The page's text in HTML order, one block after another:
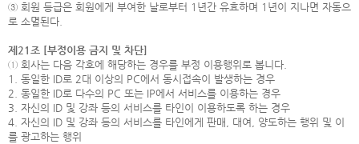
③ 회원 등급은 회원에게 부여한 날로부터 1년간 유효하며 1년이 지나면 자동으
로 소멸된다.
제21조 [부정이용 금지 및 차단]
① 회사는 다음 각호에 해당하는 경우를 부정 이용행위로 봅니다.
1. 동일한 ID로 2대 이상의 PC에서 동시접속이 발생하는 경우
2. 동일한 ID로 다수의 PC 또는 IP에서 서비스를 이용하는 경우
3. 자신의 ID 및 강좌 등의 서비스를 타인이 이용하도록 하는 경우
4. 자신의 ID 및 강좌 등의 서비스를 타인에게 판매, 대여, 양도하는 행위 및 이
를 광고하는 행위